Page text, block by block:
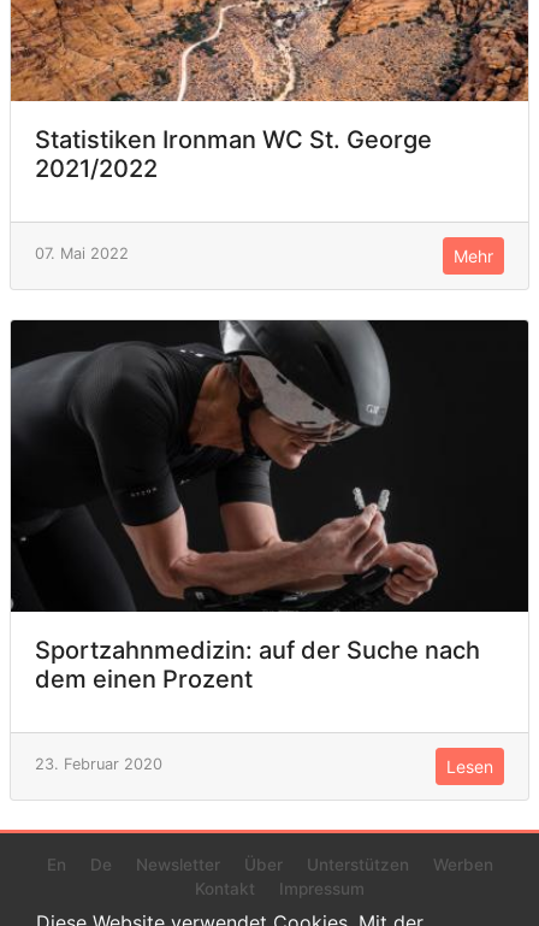
Statistiken Ironman WC St. George
2021/2022
07. Mai 2022 Mehr
Sportzahnmedizin: auf der Suche nach
dem einen Prozent
23. Februar 2020 Lesen
En De Newsletter Über Unterstützen
Werben
Kontakt
Impressum